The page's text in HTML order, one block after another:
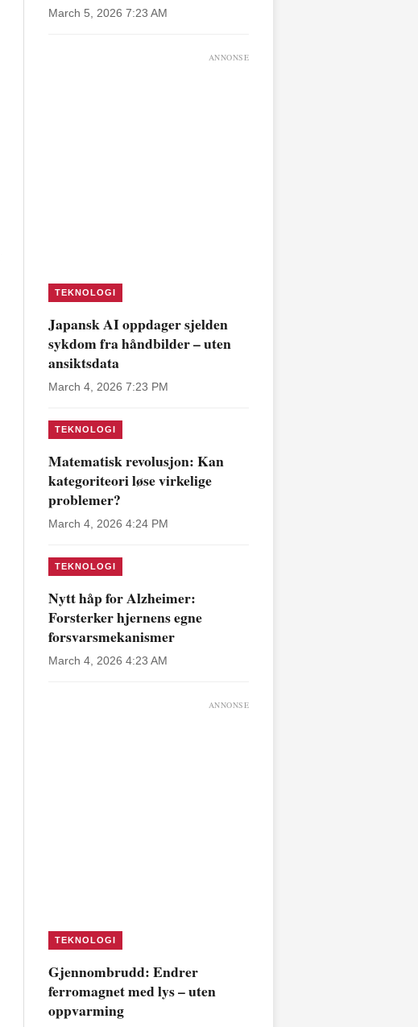
March 5, 2026 7:23 AM
ANNONSE
TEKNOLOGI
Japansk AI oppdager sjelden
sykdom fra håndbilder – uten
ansiktsdata
March 4, 2026 7:23 PM
TEKNOLOGI
Matematisk revolusjon: Kan
kategoriteori løse virkelige
problemer?
March 4, 2026 4:24 PM
TEKNOLOGI
Nytt håp for Alzheimer:
Forsterker hjernens egne
forsvarsmekanismer
March 4, 2026 4:23 AM
ANNONSE
TEKNOLOGI
Gjennombrudd: Endrer
ferromagnet med lys – uten
oppvarming